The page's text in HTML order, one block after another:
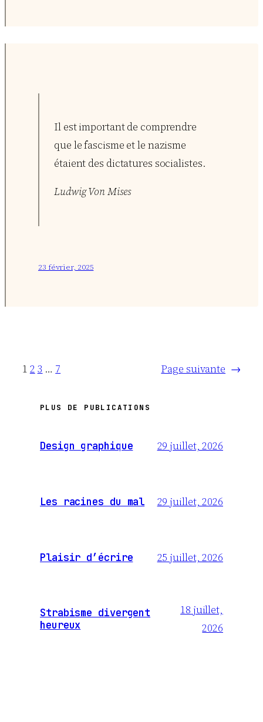
Il est important de comprendre
que le fascisme et le nazisme
étaient des dictatures socialistes.
Ludwig Von Mises
23 février, 2025
1 2 3 … 7 Page suivante →
PLUS DE PUBLICATIONS
Design graphique 29 juillet, 2026
Les racines du mal 29 juillet, 2026
Plaisir d’écrire 25 juillet, 2026
Strabisme divergent
heureux
18 juillet,
2026